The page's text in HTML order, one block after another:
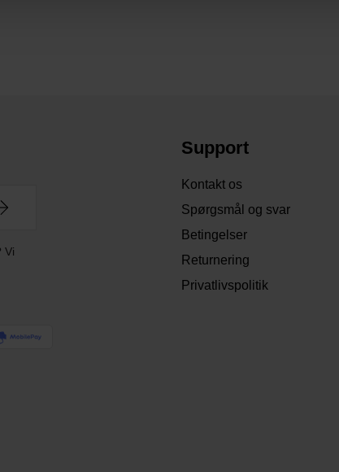
Vi
Support
Kontakt os
Spørgsmål og svar
Betingelser
Returnering
Privatlivspolitik